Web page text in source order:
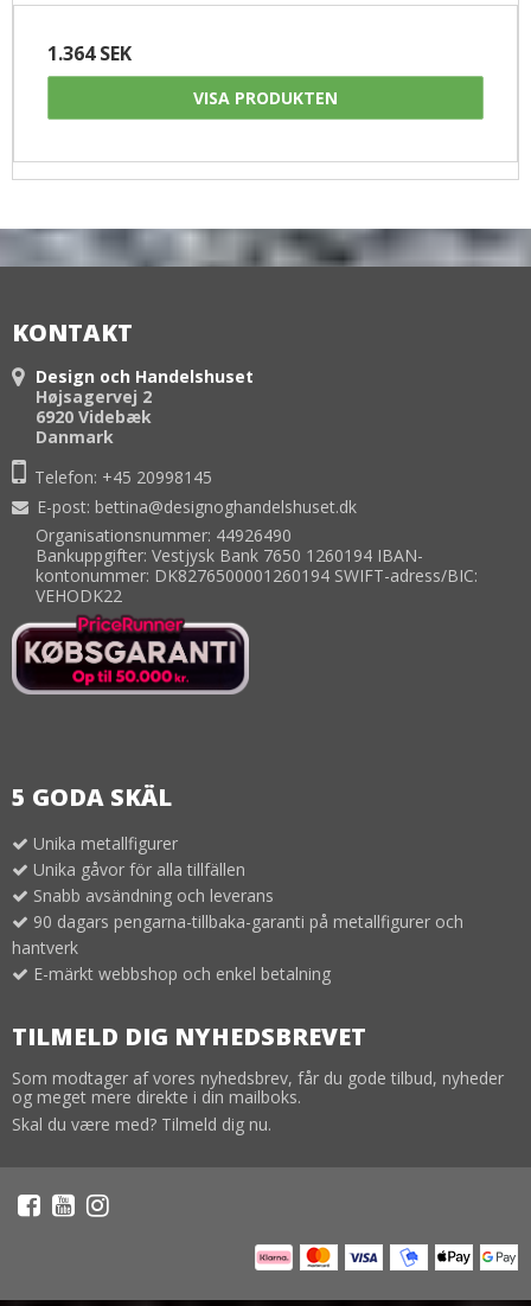
1.364 SEK
VISA PRODUKTEN
KONTAKT
Design och Handelshuset
Højsagervej 2
6920 Videbæk
Danmark
Telefon: +45 20998145
E-post: bettina@designoghandelshuset.dk
Organisationsnummer: 44926490
Bankuppgifter: Vestjysk Bank 7650 1260194 IBAN-
kontonummer: DK8276500001260194 SWIFT-adress/BIC:
VEHODK22
5 GODA SKÄL
Unika metallfigurer
Unika gåvor för alla tillfällen
Snabb avsändning och leverans
90 dagars pengarna-tillbaka-garanti på metallfigurer och
hantverk
E-märkt webbshop och enkel betalning
TILMELD DIG NYHEDSBREVET
Som modtager af vores nyhedsbrev, får du gode tilbud, nyheder
og meget mere direkte i din mailboks.
Skal du være med? Tilmeld dig nu.